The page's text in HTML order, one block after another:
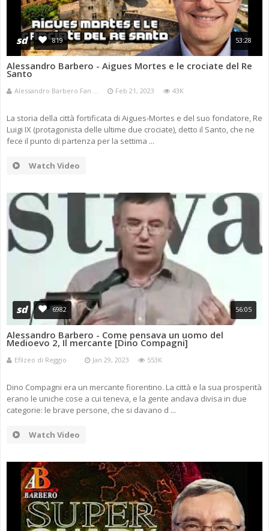
sd 819 53:28
Alessandro Barbero - Aigues Mortes e le crociate del Re
Santo
Alessandro Barbero Fan ... Feb 21, 2023 43K
La storia della città fortificata di Aigues-Mortes e del suo fondatore, Re
Luigi IX (protagonista delle ultime due crociate), detto il Santo, che ne
fece il punto di partenza per la settima ...
Watch Video
sd 6982 56:05
Alessandro Barbero - Come pensava un uomo del
Medioevo 2, Il mercante [Dino Compagni]
Efilzeo di Reggio Jan 29, 2023 553K
Dino Compagni era un mercante fiorentino. La città e la sua prosperità
erano le uniche cose a cui teneva, e la gente andava divisa in due
categorie: le brave persone, che si davano d ...
Watch Video